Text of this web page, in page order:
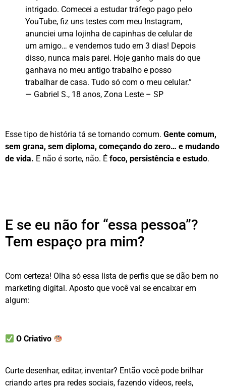
intrigado. Comecei a estudar tráfego pago pelo
YouTube, fiz uns testes com meu Instagram,
anunciei uma lojinha de capinhas de celular de
um amigo… e vendemos tudo em 3 dias! Depois
disso, nunca mais parei. Hoje ganho mais do que
ganhava no meu antigo trabalho e posso
trabalhar de casa. Tudo só com o meu celular.”
— Gabriel S., 18 anos, Zona Leste – SP
Esse tipo de história tá se tornando comum. Gente comum,
sem grana, sem diploma, começando do zero… e mudando
de vida. E não é sorte, não. É foco, persistência e estudo.
E se eu não for “essa pessoa”?
Tem espaço pra mim?
Com certeza! Olha só essa lista de perfis que se dão bem no
marketing digital. Aposto que você vai se encaixar em
algum:
O Criativo
Curte desenhar, editar, inventar? Então você pode brilhar
criando artes pra redes sociais, fazendo vídeos, reels,